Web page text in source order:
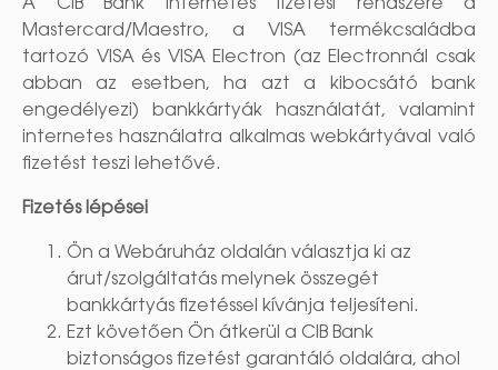
A CIB Bank internetes fizetési rendszere a
Mastercard/Maestro, a VISA termékcsaládba
tartozó VISA és VISA Electron (az Electronnál csak
abban az esetben, ha azt a kibocsátó bank
engedélyezi) bankkártyák használatát, valamint
internetes használatra alkalmas webkártyával való
fizetést teszi lehetővé.
Fizetés lépései
Ön a Webáruház oldalán választja ki az
árut/szolgáltatás melynek összegét
bankkártyás fizetéssel kívánja teljesíteni.
Ezt követően Ön átkerül a CIB Bank
biztonságos fizetést garantáló oldalára, ahol